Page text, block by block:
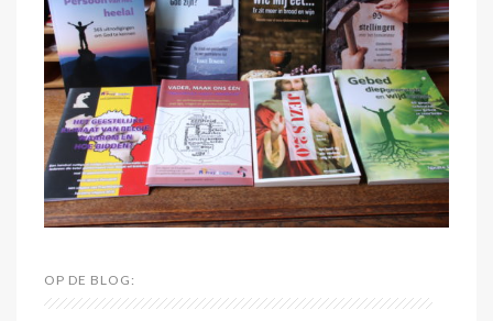
OP DE BLOG: